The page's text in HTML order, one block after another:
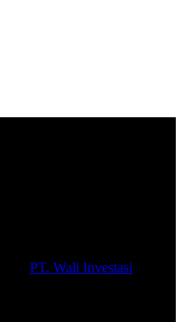
PT. Wali Investasi